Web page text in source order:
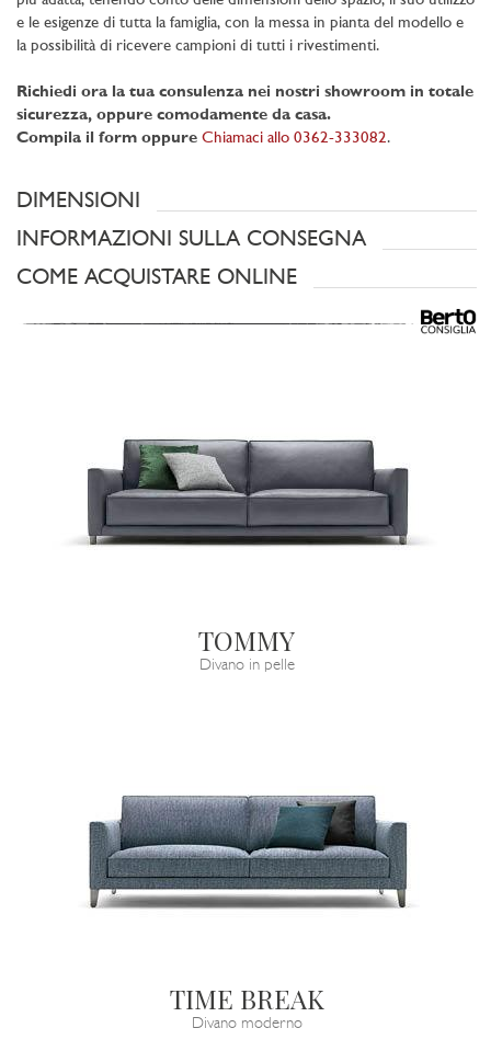
e le esigenze di tutta la famiglia, con la messa in pianta del modello e
la possibilità di ricevere campioni di tutti i rivestimenti.
Richiedi ora la tua consulenza nei nostri showroom in totale
sicurezza, oppure comodamente da casa.
Compila il form oppure Chiamaci allo 0362-333082.
DIMENSIONI
INFORMAZIONI SULLA CONSEGNA
COME ACQUISTARE ONLINE
TOMMY
Divano in pelle
TIME BREAK
Divano moderno